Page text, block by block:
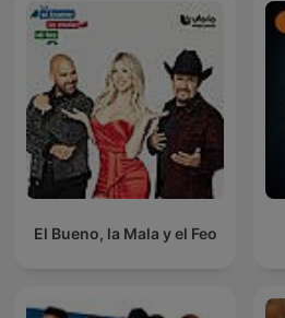
El Bueno, la Mala y el Feo